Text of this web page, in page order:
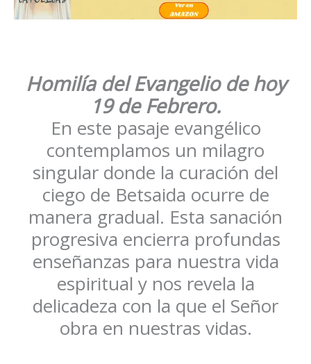
Homilía del Evangelio de hoy
19 de Febrero.
En este pasaje evangélico
contemplamos un milagro
singular donde la curación del
ciego de Betsaida ocurre de
manera gradual. Esta sanación
progresiva encierra profundas
enseñanzas para nuestra vida
espiritual y nos revela la
delicadeza con la que el Señor
obra en nuestras vidas.